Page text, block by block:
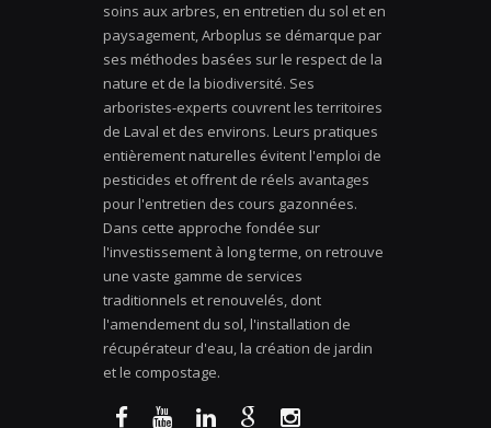
soins aux arbres, en entretien du sol et en
paysagement, Arboplus se démarque par
ses méthodes basées sur le respect de la
nature et de la biodiversité. Ses
arboristes-experts couvrent les territoires
de Laval et des environs. Leurs pratiques
entièrement naturelles évitent l'emploi de
pesticides et offrent de réels avantages
pour l'entretien des cours gazonnées.
Dans cette approche fondée sur
l'investissement à long terme, on retrouve
une vaste gamme de services
traditionnels et renouvelés, dont
l'amendement du sol, l'installation de
récupérateur d'eau, la création de jardin
et le compostage.